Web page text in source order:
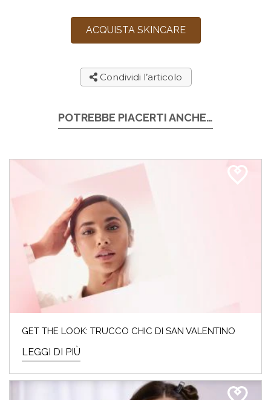
ACQUISTA SKINCARE
Condividi l’articolo
POTREBBE PIACERTI ANCHE…
GET THE LOOK: TRUCCO CHIC DI SAN VALENTINO
LEGGI DI PIÙ